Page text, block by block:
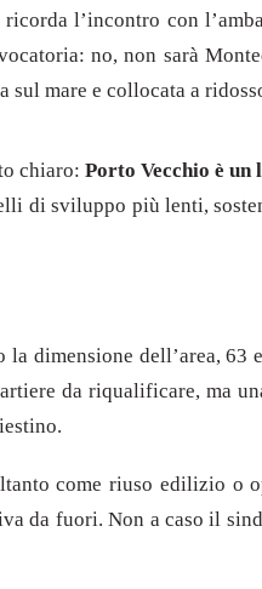
l’incontro con
no, non sarà
sul mare e collocata a
chiaro: Porto Vecchio è un
di sviluppo più lenti,
dimensione dell’area,
da riqualificare, ma
come riuso edilizio o
da fuori. Non a caso il